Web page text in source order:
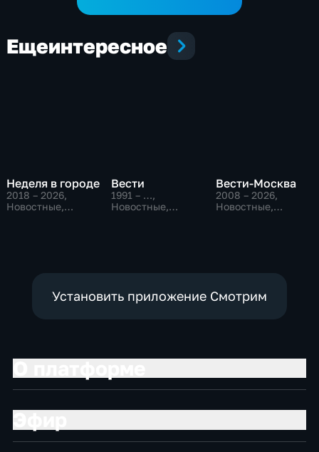
Ещеинтересное
Неделя в городе
2018 – 2026,
Новостные,
Вести
1991 – …,
Новостные,
Вести-Москва
2008 – 2026,
Новостные,
Установить приложение Смотрим